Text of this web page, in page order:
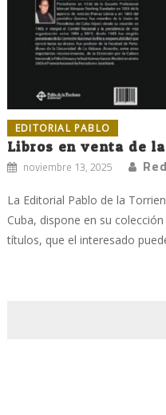
EDITORIAL PABLO
Libros en venta de
noviembre 13, 2025
La Editorial Pablo de la
Cuba, dispone en su
títulos, que el interesado